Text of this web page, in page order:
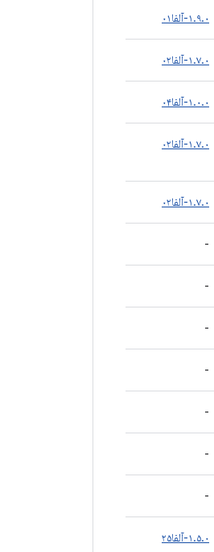
۱.۹.۰-آلفا۰۱
۱.۷.۰-آلفا۰۲
۱.۰.۰-آلفا۰۴
۱.۷.۰-آلفا۰۲
۱.۷.۰-آلفا۰۲
-
-
-
-
-
-
-
۱.۵.۰-آلفا۲۵